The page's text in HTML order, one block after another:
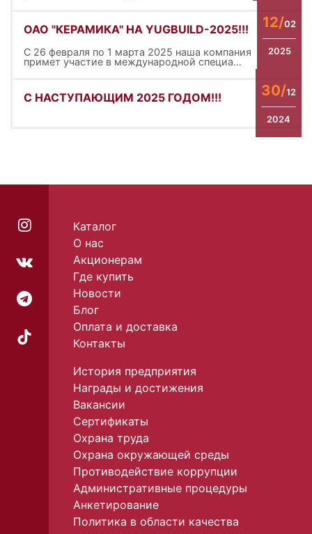
ОАО "КЕРАМИКА" НА YUGBUILD-2025!!!
С 26 февраля по 1 марта 2025 наша компания
примет участие в международной специа…
12/02
2025
С НАСТУПАЮЩИМ 2025 ГОДОМ!!! 30/12
2024
Каталог
О нас
Акционерам
Где купить
Новости
Блог
Оплата и доставка
Контакты
История предприятия
Награды и достижения
Вакансии
Сертификаты
Охрана труда
Охрана окружающей среды
Противодействие коррупции
Административные процедуры
Анкетирование
Политика в области качества